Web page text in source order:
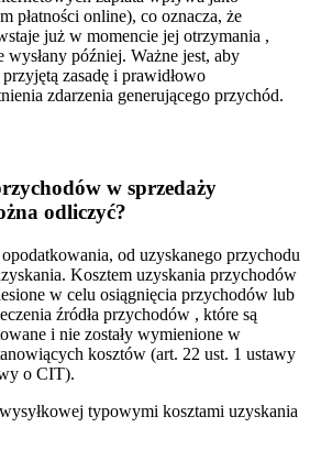
płatności online), co oznacza, że
już w momencie jej otrzymania ,
później. Ważne jest, aby
zasadę i prawidłowo
zdarzenia generującego przychód.
w sprzedaży
odliczyć?
od uzyskanego przychodu
Kosztem uzyskania przychodów
w celu osiągnięcia przychodów lub
źródła przychodów , które są
i nie zostały wymienione w
kosztów (art. 22 ust. 1 ustawy
o CIT).
typowymi kosztami uzyskania